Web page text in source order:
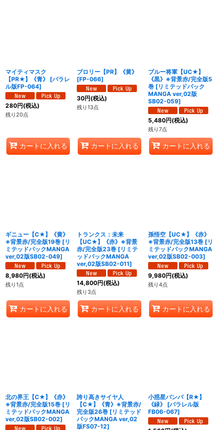
マイティマスク
【PR★】《青》
[パラレ
ル版FP-064]
280円(税込)
残り20点
カートに入れる
ブロリー【PR】《黄》
[FP-066]
30円(税込)
残り13点
カートに入れる
ブルー将軍【UC★】
《黒》※背景赤/完全版5
巻 [リミテッドパック
MANGA ver,02版
SB02-059]
5,480円(税込)
残り7点
カートに入れる
ギニュー【C★】《黄》
※背景赤/完全版19巻 [リ
ミテッドパックMANGA
ver,02版SB02-049]
8,980円(税込)
残り1点
カートに入れる
トランクス：未来
【UC★】《赤》※背景
赤/完全版23巻 [リミテ
ッドパックMANGA
ver,02版SB02-011]
14,800円(税込)
残り3点
カートに入れる
孫悟空【UC★】《赤》
※背景赤/完全版13巻 [リ
ミテッドパックMANGA
ver,02版SB02-003]
9,980円(税込)
残り4点
カートに入れる
北の界王【C★】《赤》
※背景赤/完全版15巻 [リ
ミテッドパックMANGA
ver,02版SB02-002]
誇り高きサイヤ人
【C★】《青》※背景赤/
完全版26巻 [リミテッド
パックMANGA ver,02
版FS07-12]
小惑星バンパ【R★】
《緑》
[パラレル版
FB06-067]